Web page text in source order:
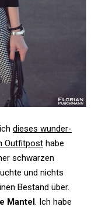
dieses wun­der­
Out­fit­post habe
schwarzen
und nichts
Bestand über.
Mantel. Ich habe